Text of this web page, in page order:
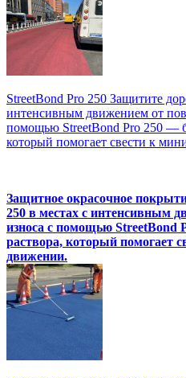
StreetBond Pro 250 Защитите
интенсивным движением от
помощью StreetBond Pro 250 —
который помогает свести к
Защитное окрасочное
250 в местах с интенсивным
износа с помощью StreetBond
раствора, который помогает
движении.